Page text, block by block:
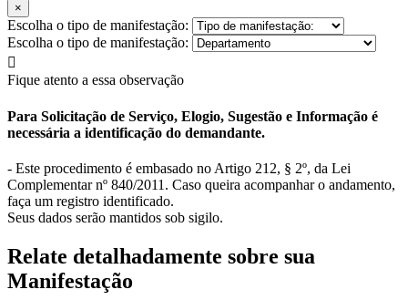
×
Escolha o tipo de manifestação:
Escolha o tipo de manifestação:
Fique atento a essa observação
Para Solicitação de Serviço, Elogio, Sugestão e Informação é
necessária a identificação do demandante.
- Este procedimento é embasado no Artigo 212, § 2º, da Lei
Complementar nº 840/2011. Caso queira acompanhar o andamento,
faça um registro identificado.
Seus dados serão mantidos sob sigilo.
Relate detalhadamente sobre sua
Manifestação